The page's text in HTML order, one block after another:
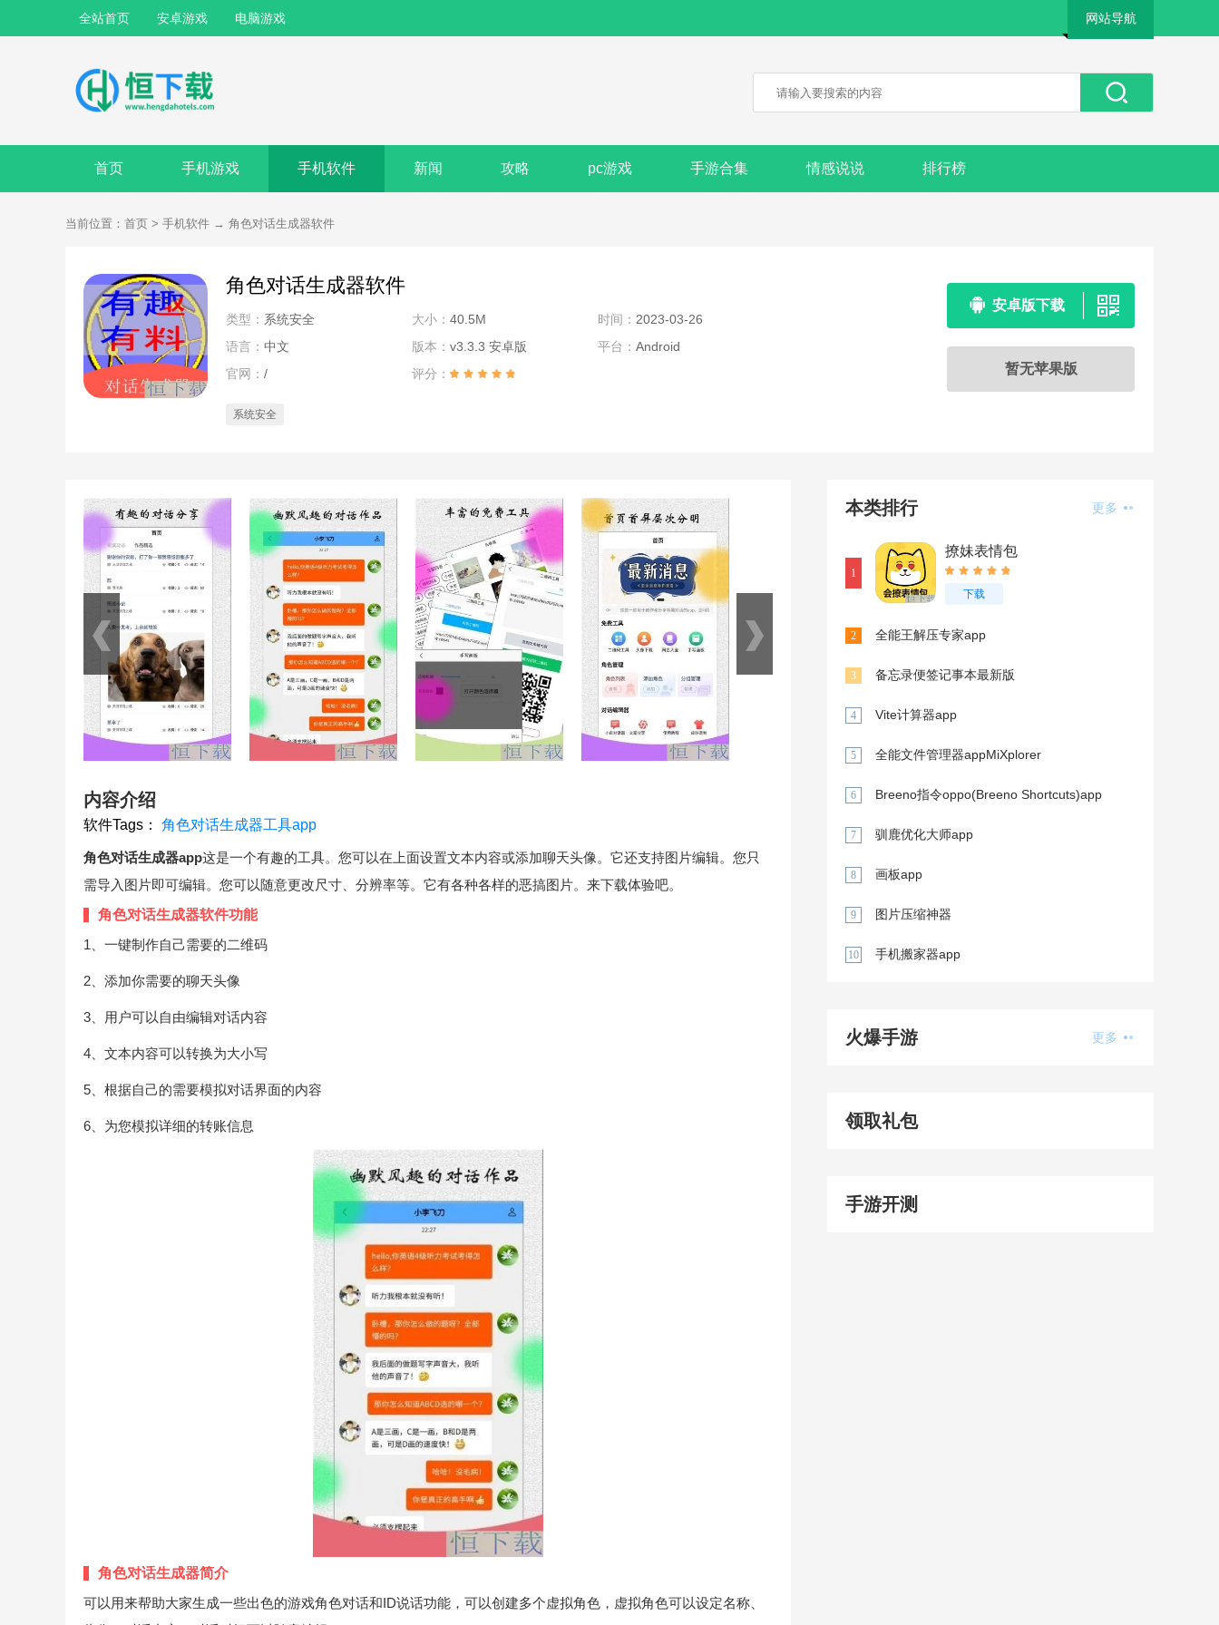
全站首页 安卓游戏 电脑游戏 网站导航
首页 手机游戏 手机软件 新闻 攻略 pc游戏 手游合集 情感说说 排行榜
当前位置： 首页 > 手机软件 → 角色对话生成器软件
角色对话生成器软件
类型： 系统安全 大小： 40.5M 时间： 2023-03-26
语言： 中文 版本： v3.3.3 安卓版 平台： Android
官网： / 评分：
系统安全
安卓版下载
暂无苹果版
内容介绍
软件Tags： 角色对话生成器工具app
角色对话生成器app这是一个有趣的工具。您可以在上面设置文本内容或添加聊天头像。它还支持图片编辑。您只
需导入图片即可编辑。您可以随意更改尺寸、分辨率等。它有各种各样的恶搞图片。来下载体验吧。
角色对话生成器软件功能
1、一键制作自己需要的二维码
2、添加你需要的聊天头像
3、用户可以自由编辑对话内容
4、文本内容可以转换为大小写
5、根据自己的需要模拟对话界面的内容
6、为您模拟详细的转账信息
角色对话生成器简介
可以用来帮助大家生成一些出色的游戏角色对话和ID说话功能，可以创建多个虚拟角色，虚拟角色可以设定名称、
本类排行 更多
1
撩妹表情包
下载
2 全能王解压专家app
3 备忘录便签记事本最新版
4 Vite计算器app
5 全能文件管理器appMiXplorer
6 Breeno指令oppo(Breeno Shortcuts)app
7 驯鹿优化大师app
8 画板app
9 图片压缩神器
10 手机搬家器app
火爆手游 更多
领取礼包
手游开测